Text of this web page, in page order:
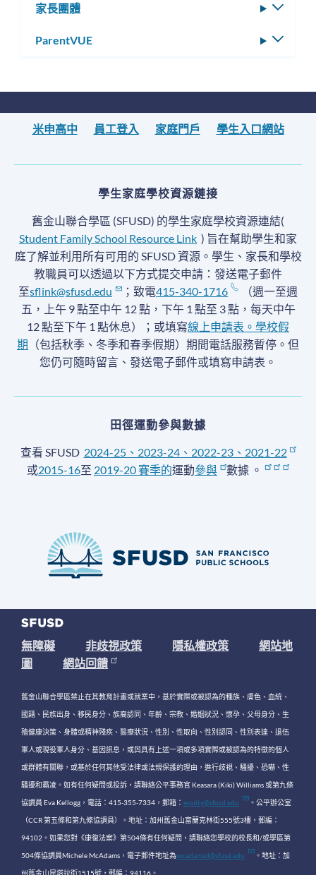
家長團體
ParentVUE
選
單
米申高中
員工登入 家庭門戶 學生入口網站
學生家庭學校資源鏈接
舊金山聯合學區 (SFUSD) 的學生家庭學校資源連結(
Student Family School Resource Link ) 旨在幫助學生和家
庭了解並利用所有可用的 SFUSD 資源。學生、家長和學校
教職員可以透過以下方式提交申請：發送電子郵件
至sflink@sfusd.edu ；致電415-340-1716
（週一至週
五，上午 9 點至中午 12 點，下午 1 點至 3 點，每天中午
12 點至下午 1 點休息）；或填寫線上申請表。 學校假
期 （包括秋季、冬季和春季假期）期間電話服務暫停 。但
您仍可隨時留言、發送電子郵件或填寫申請表。
田徑運動參與數據
查看 SFUSD 2024-25、2023-24、2022-23、2021-22
或2015-16至 2019-20 賽季的運動參與 數據 。
無障礙 非歧視政策 隱私權政策
網站地
圖
網站回饋
舊金山聯合學區禁止在其教育計畫或就業中，基於實際或被認為的種族、膚色、血統、
國籍、民族出身、移民身分、族裔認同、年齡、宗教、婚姻狀況、懷孕、父母身分、生
殖健康決策、身體或精神殘疾、醫療狀況、性別、性取向、性別認同、性別表達、退伍
軍人或現役軍人身分、基因訊息，或與具有上述一項或多項實際或被認為的特徵的個人
或群體有關聯，或基於任何其他受法律或法規保護的理由，進行歧視、騷擾、恐嚇、性
騷擾和霸凌。如有任何疑問或投訴，請聯絡公平事務官 Keasara (Kiki) Williams 或第九條
協調員 Eva Kellogg，電話：415-355-7334，郵箱： equity@sfusd.edu 。公平辦公室
（CCR 第五條和第九條協調員）。地址：加州舊金山富蘭克林街555號3樓，郵編：
94102。如果您對《康復法案》第504條有任何疑問，請聯絡您學校的校長和/或學區第
504條協調員Michele McAdams，電子郵件地址為mcadamsd@sfusd.edu 。地址：加
州舊金山昆塔拉街1515號，郵編：94116。